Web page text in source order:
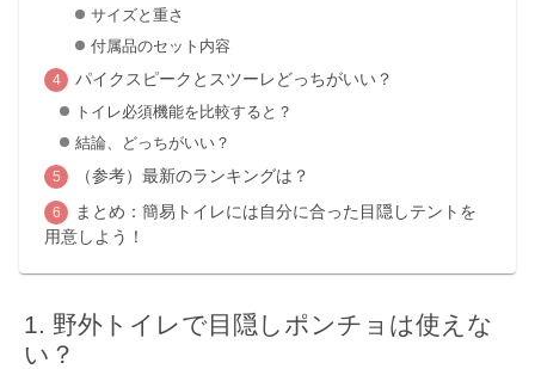
サイズと重さ
付属品のセット内容
パイクスピークとスツーレどっちがいい？
トイレ必須機能を比較すると？
結論、どっちがいい？
（参考）最新のランキングは？
まとめ：簡易トイレには自分に合った目隠しテントを
用意しよう！
野外トイレで目隠しポンチョは使えな
い？